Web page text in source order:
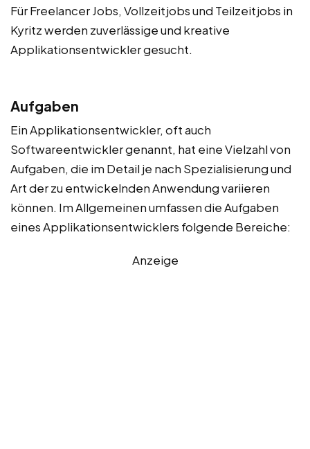
Für Freelancer Jobs, Vollzeitjobs und Teilzeitjobs in
Kyritz werden zuverlässige und kreative
Applikationsentwickler gesucht.
Aufgaben
Ein Applikationsentwickler, oft auch
Softwareentwickler genannt, hat eine Vielzahl von
Aufgaben, die im Detail je nach Spezialisierung und
Art der zu entwickelnden Anwendung variieren
können. Im Allgemeinen umfassen die Aufgaben
eines Applikationsentwicklers folgende Bereiche:
Anzeige